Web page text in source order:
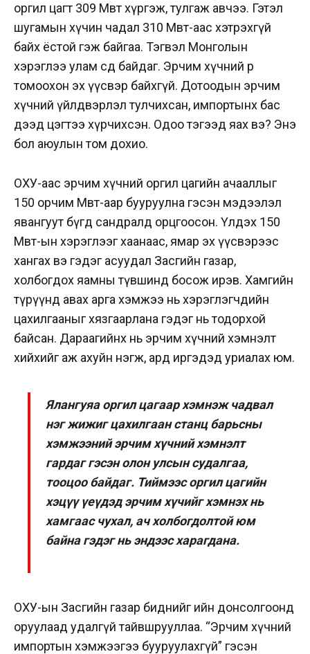
оргил цагт 309 Мвт хүргэж, тулгаж авчээ. Гэтэл
шугамын хүчин чадал 310 Мвт-аас хэтрэхгүй
байх ёстой гэж байгаа. Тэгвэл Монголын
хэрэглээ улам өсөөд байдаг. Эрчим хүчний өөр
томоохон эх үүсвэр байхгүй. Дотоодын эрчим
хүчний үйлдвэрлэл тулчихсан, импортынх бас
дээд цэгтээ хүрчихсэн. Одоо тэгээд яах вэ? Энэ
бол аюулын том дохио.
ОХУ-аас эрчим хүчний оргил цагийн ачааллыг
150 орчим Мвт-аар бууруулна гэсэн мэдээлэл
явангуут бүгд сандралд орцгоосон. Үлдэх 150
Мвт-ын хэрэглээг хаанаас, ямар эх үүсвэрээс
хангах вэ гэдэг асуудал Засгийн газар,
холбогдох яамны түвшинд босож ирэв. Хамгийн
түрүүнд авах арга хэмжээ нь хэрэглэгчдийн
цахилгааныг хязгаарлана гэдэг нь тодорхой
байсан. Дараагийнх нь эрчим хүчний хэмнэлт
хийхийг аж ахуйн нэгж, ард иргэдэд уриалах юм.
Ялангуяа оргил цагаар хэмнэж чадвал
нэг жижиг цахилгаан станц барьсны
хэмжээний эрчим хүчний хэмнэлт
гардаг гэсэн олон улсын судалгаа,
тооцоо байдаг. Тиймээс оргил цагийн
хэцүү үеүдэд эрчим хүчийг хэмнэх нь
хамгаас чухал, ач холбогдолтой юм
байна гэдэг нь эндээс харагдана.
ОХУ-ын Засгийн газар биднийг ийн донсолгоонд
оруулаад удалгүй тайвшрууллаа. “Эрчим хүчний
импортын хэмжээгээ бууруулахгүй” гэсэн